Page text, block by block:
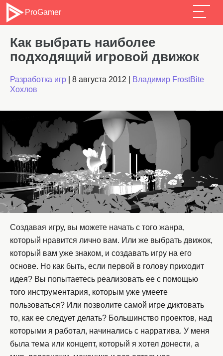
ProGamer
Как выбрать наиболее
подходящий игровой движок
Разработка игр 8 августа 2012
Владимир FrostBite
Хохлов
Создавая игру, вы можете начать с того жанра,
который нравится лично вам. Или же выбрать движок,
который вам уже знаком, и создавать игру на его
основе. Но как быть, если первой в голову приходит
идея? Вы попытаетесь реализовать ее с помощью
того инструментария, которым уже умеете
пользоваться? Или позволите самой игре диктовать
то, как ее следует делать? Большинство проектов, над
которыми я работал, начинались с нарратива. У меня
была тема или концепт, который я хотел донести, а